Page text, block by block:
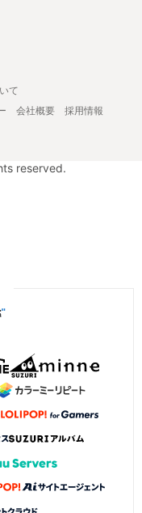
て
会社概要
採用情報
reserved.